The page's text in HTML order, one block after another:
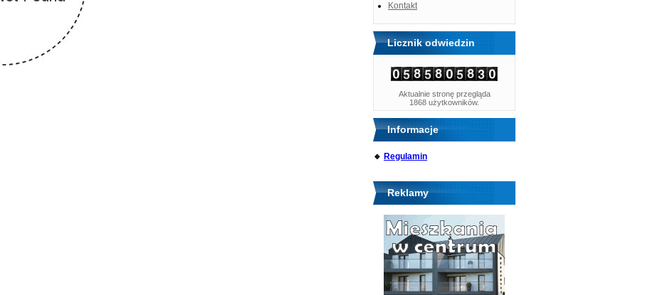
Kontakt
Licznik odwiedzin
Aktualnie stronę przegląda
1868 użytkowników.
Informacje
🔹 Regulamin
Reklamy